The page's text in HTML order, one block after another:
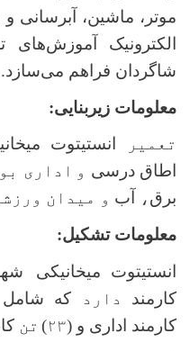
موتر، ماشین،
الکترونیک
شاگردان فراهم‌ می‌سازد.
معلومات زیربنایی:
تعمیر
انستیتوت
اطاق درسی و اداری
برق، آب و میدان
معلومات تشکیل:
انستیتوت
میخانیکی
کارمند دارد که
کارمند اداری و (۲۳) تن